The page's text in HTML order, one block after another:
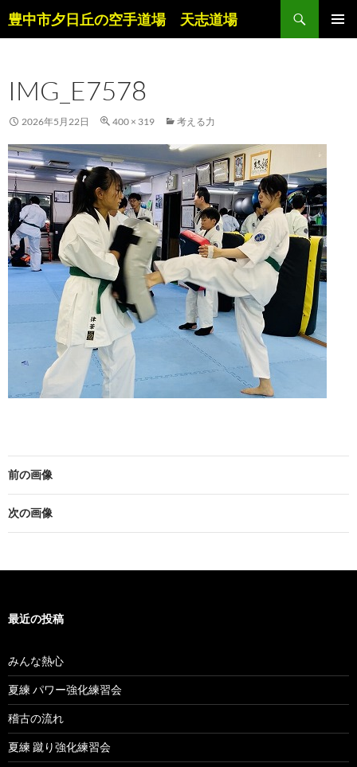
ン
ツ
へ
ス
キ
ッ
プ
豊中市夕日丘の空手道場 天志道場
検
索
IMG_E7578
2026年5月22日 400 × 319 考える力
前の画像
次の画像
最近の投稿
みんな熱心
夏練 パワー強化練習会
稽古の流れ
夏練 蹴り強化練習会